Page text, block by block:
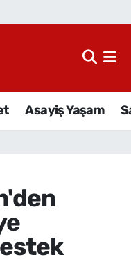
Asayiş Yaşam